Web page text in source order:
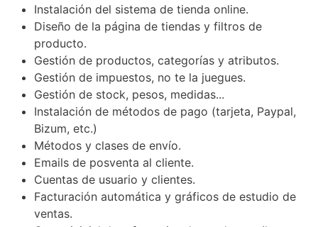
Instalación del sistema de tienda online.
Diseño de la página de tiendas y filtros de
producto.
Gestión de productos, categorías y atributos.
Gestión de impuestos, no te la juegues.
Gestión de stock, pesos, medidas...
Instalación de métodos de pago (tarjeta, Paypal,
Bizum, etc.)
Métodos y clases de envío.
Emails de posventa al cliente.
Cuentas de usuario y clientes.
Facturación automática y gráficos de estudio de
ventas.